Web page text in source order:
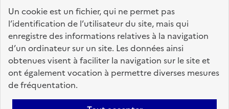
Un cookie est un fichier, qui ne permet pas
l’identification de l’utilisateur du site, mais qui
enregistre des informations relatives à la navigation
d’un ordinateur sur un site. Les données ainsi
obtenues visent à faciliter la navigation sur le site et
ont également vocation à permettre diverses mesures
de fréquentation.
FRANÇAISE
fonction-publique.gouv.fr
legifrance.gouv.fr
gouvernement.fr